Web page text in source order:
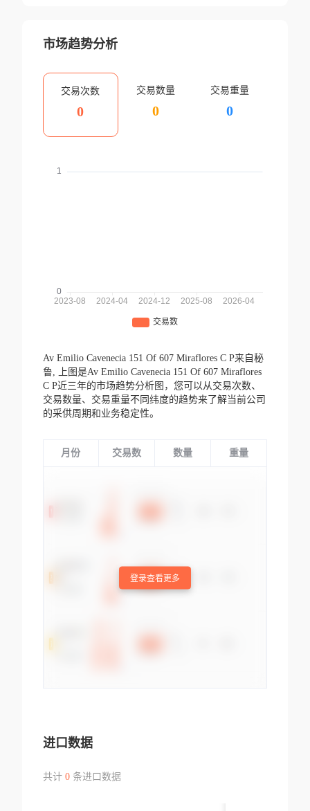
市场趋势分析
交易次数
0
交易数量
0
交易重量
0
Av Emilio Cavenecia 151 Of 607 Miraflores C P来自秘
鲁,
上图是Av Emilio Cavenecia 151 Of 607 Miraflores
C P近三年的市场趋势分析图，您可以从交易次数、
交易数量、交易重量不同纬度的趋势来了解当前公司
的采供周期和业务稳定性。
月份 交易数 数量 重量
登录查看更多
进口数据
共计 0条进口数据